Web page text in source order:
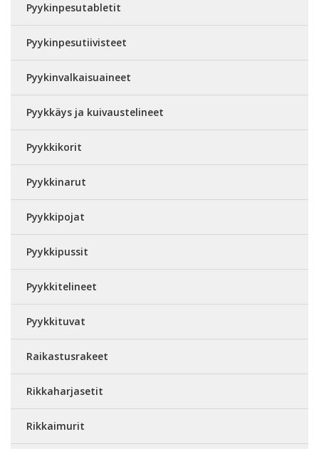
Pyykinpesutabletit
Pyykinpesutiivisteet
Pyykinvalkaisuaineet
Pyykkäys ja kuivaustelineet
Pyykkikorit
Pyykkinarut
Pyykkipojat
Pyykkipussit
Pyykkitelineet
Pyykkituvat
Raikastusrakeet
Rikkaharjasetit
Rikkaimurit